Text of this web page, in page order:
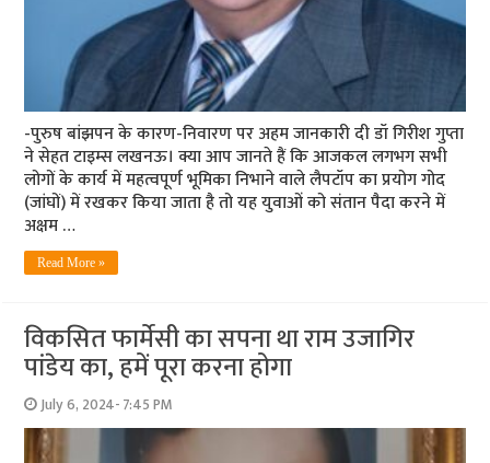
-पुरुष बांझपन के कारण-निवारण पर अहम जानकारी दी डॉ गिरीश गुप्ता
ने सेहत टाइम्स लखनऊ। क्या आप जानते हैं कि आजकल लगभग सभी
लोगों के कार्य में महत्वपूर्ण भूमिका निभाने वाले लैपटॉप का प्रयोग गोद
(जांघों) में रखकर किया जाता है तो यह युवाओं को संतान पैदा करने में
अक्षम …
Read More »
विकसित फार्मेसी का सपना था राम उजागिर
पांडेय का, हमें पूरा करना होगा
July 6, 2024- 7:45 PM